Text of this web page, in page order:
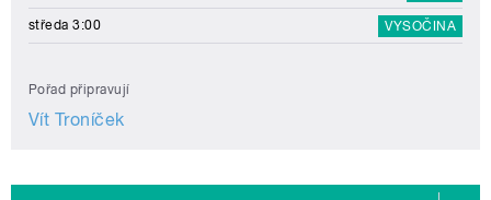
středa 3:00 VYSOČINA
Pořad připravují
Vít Troníček